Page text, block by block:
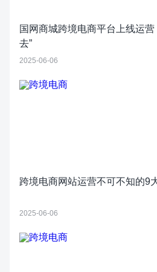
国网商城跨境电商平台上线运营
去”
2025-06-06
跨境电商网站运营不可不知的9
2025-06-06